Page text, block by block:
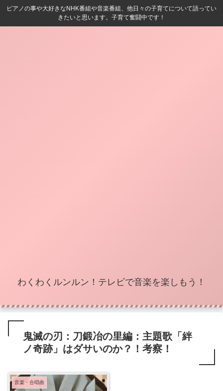
ピアノの事や大好きなNHK番組や音楽番組、他日々の子育てについて語ってい
きたいと思います。子育て奮闘中です！
わくわくルンルン！テレビで音楽を楽しもう！
鬼滅の刃：刀鍛冶の里編：主題歌「絆
ノ奇跡」はダサいのか？！考察！
音楽・合唱曲